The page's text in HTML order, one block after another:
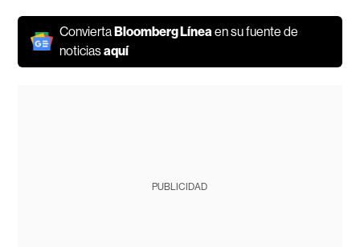
ConviertaBloomberg Línea en su fuente de
noticiasaquí
PUBLICIDAD